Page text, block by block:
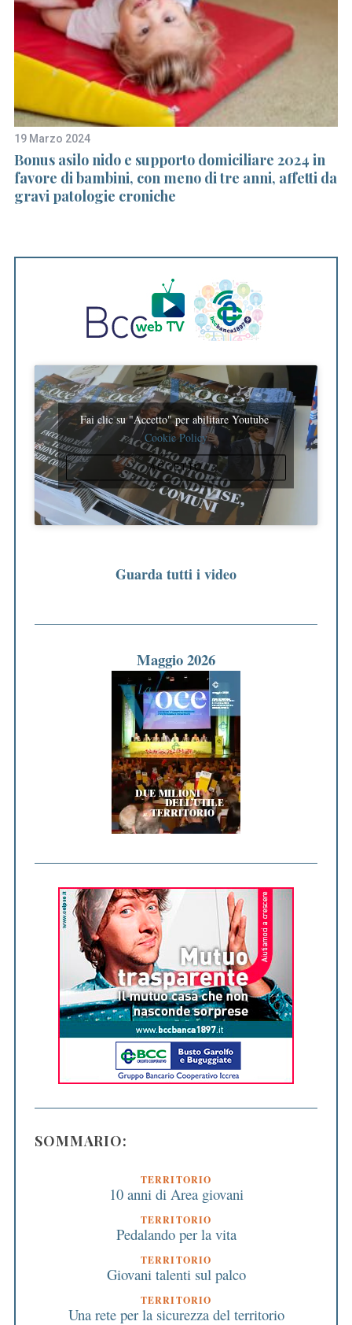
19 Marzo 2024
Bonus asilo nido e supporto domiciliare 2024 in
favore di bambini, con meno di tre anni, affetti da
gravi patologie croniche
Fai clic su "Accetto" per abilitare Youtube
Cookie Policy
ACCETTO
Guarda tutti i video
Maggio 2026
SOMMARIO:
TERRITORIO
10 anni di Area giovani
TERRITORIO
Pedalando per la vita
TERRITORIO
Giovani talenti sul palco
TERRITORIO
Una rete per la sicurezza del territorio